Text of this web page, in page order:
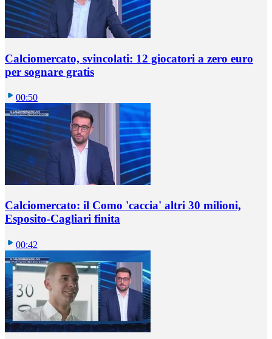
Calciomercato, svincolati: 12 giocatori a zero euro
per sognare gratis
00:50
Calciomercato: il Como 'caccia' altri 30 milioni,
Esposito-Cagliari finita
00:42